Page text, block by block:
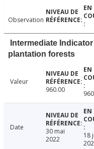
Observation
Intermediate
plantation forests
Valeur
960.00
Date
30 mai
2022
18